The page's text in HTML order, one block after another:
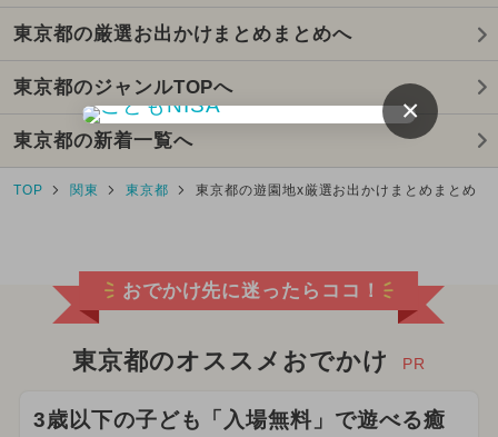
東京都の厳選お出かけまとめまとめへ
東京都のジャンルTOPへ
東京都の新着一覧へ
TOP 関東 東京都 東京都の遊園地x厳選お出かけまとめまとめ
おでかけ先に迷ったらココ！
東京都のオススメおでかけ PR
3歳以下の子ども「入場無料」で遊べる癒
×